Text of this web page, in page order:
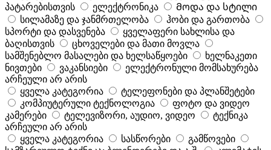
პატარებისთვის
ელექტრონიკა
Მოდა და სტილი
სილამაზე და ჯანმრთელობა
ჰობი და გართობა
სპორტი და დასვენება
ყველაფერი სახლისა და
ბაღისთვის
ცხოველები და მათი მოვლა
სამშენებლო მასალები და ხელსაწყოები
ხელნაკეთი
ნივთები
ვაკანსიები
ელექტრონული მომსახურება
არჩეული არ არის
ყველა კატეგორია
ტელეფონები და პლანშეტები
კომპიუტერული ტექნოლოგია
ფოტო და ვიდეო
კამერები
ტელევიზორი, აუდიო, ვიდეო
ტექნიკა
არჩეული არ არის
ყველა კატეგორია
სასწორები
გამწოვები